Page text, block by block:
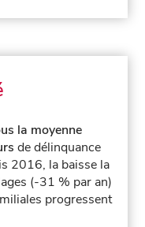
la moyenne
de délinquance
2016, la baisse la
(-31 % par an)
progressent